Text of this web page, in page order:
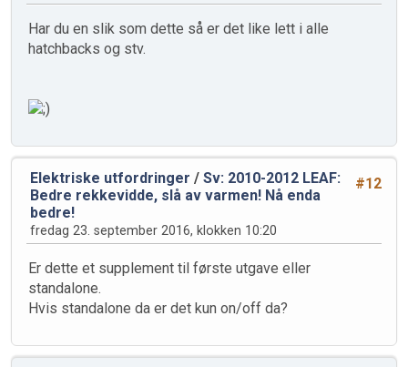
Har du en slik som dette så er det like lett i alle
hatchbacks og stv.
#12
Elektriske utfordringer / Sv: 2010-2012 LEAF:
Bedre rekkevidde, slå av varmen! Nå enda
bedre!
fredag 23. september 2016, klokken 10:20
Er dette et supplement til første utgave eller
standalone.
Hvis standalone da er det kun on/off da?